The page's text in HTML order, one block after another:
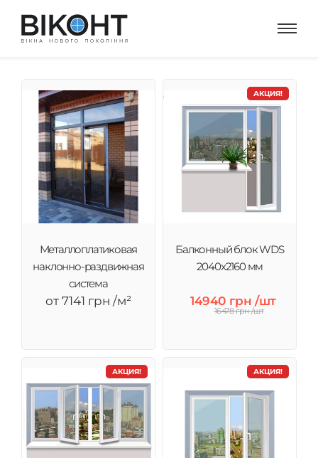
Металлоплатиковая
наклонно-раздвижная
система
от 7141 грн /м²
АКЦИЯ!
Балконный блок WDS
2040x2160 мм
14940 грн /шт
16478 грн /шт
АКЦИЯ! АКЦИЯ!